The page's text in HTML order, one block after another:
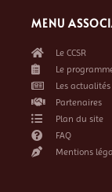
MENU
Le CCSR
Le
Les actualités
Partenaires
Plan du site
FAQ
Mentions